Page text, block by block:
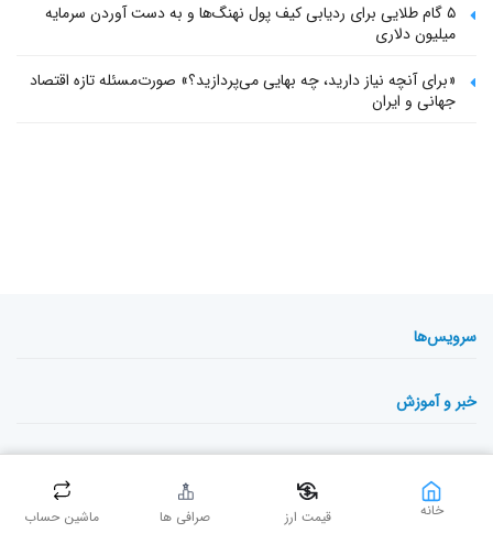
۵ گام طلایی برای ردیابی کیف پول‌ نهنگ‌ها و به دست آوردن سرمایه
میلیون دلاری
«برای آنچه نیاز دارید، چه بهایی می‌پردازید؟» صورت‌مسئله تازه اقتصاد
جهانی و ایران
خانه قیمت ارز صرافی ها ماشین حساب
سرویس‌ها
خبر و آموزش